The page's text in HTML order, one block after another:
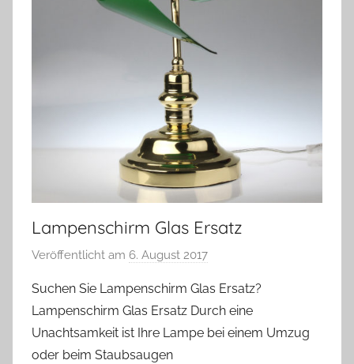
Lampenschirm Glas Ersatz
Veröffentlicht am 6. August 2017
n
A
n
Suchen Sie Lampenschirm Glas Ersatz?
Lampenschirm Glas Ersatz Durch eine
Unachtsamkeit ist Ihre Lampe bei einem Umzug
oder beim Staubsaugen